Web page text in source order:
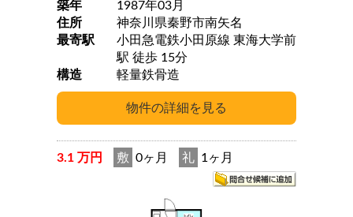
築年
1987年03月
住所
神奈川県秦野市南矢名
最寄駅
小田急電鉄小田原線 東海大学前
駅 徒歩 15分
構造
軽量鉄骨造
3.1 万円 敷 0ヶ月 礼 1ヶ月